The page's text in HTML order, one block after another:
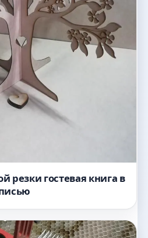
резки гостевая книга в